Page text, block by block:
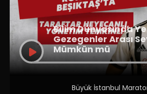
Bilim Dünyasında
Gezegenler Arası
Mümkün mü
Büyük İstanbul